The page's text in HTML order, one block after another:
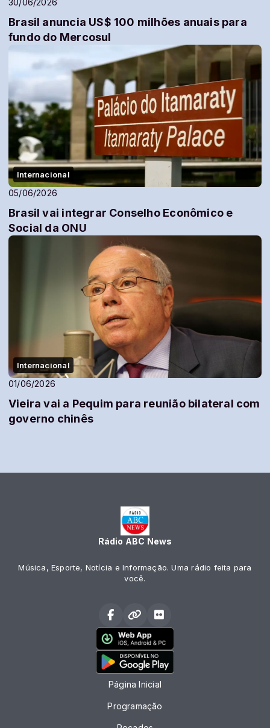
Brasil anuncia US$ 100 milhões anuais para
fundo do Mercosul
Internacional
05/06/2026
Brasil vai integrar Conselho Econômico e
Social da ONU
Internacional
01/06/2026
Vieira vai a Pequim para reunião bilateral com
governo chinês
Rádio ABC News
Música, Esporte, Notícia e Informação. Uma rádio feita para
você.
Página Inicial
Programação